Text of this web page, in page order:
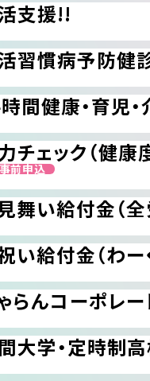
支援!!
習慣病予防健
間健康・育児・
チェック（健
前申込
舞い給付金（
い給付金（わー
らんコーポレ
大学・定時制